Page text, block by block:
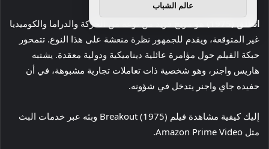
انطلق
هو مزيج فريد من نوعه من الحركة والدراما والكوميديا
​​غير المتوقعة، ويقدم للجمهور نظرة منعشة على هذا النوع. تتمحور
حبكة الفيلم حول مؤامرة عائلية ديناميكية ودولية معقدة. يشتبه
هاريس واجنر، وهو شخصية ذات تعاملات تجارية مشبوهة، في أن
حفيده جاي واجنر يتدخل في شؤونه.
إليك كيفية مشاهدة فيلم Breakout (1975) وبثه عبر خدمات البث
مثل Amazon Prime Video.
عالم الشباب